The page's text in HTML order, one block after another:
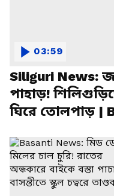
Siliguri News:
পাহাড়!
ঘিরে তোলপাড় |
03:59